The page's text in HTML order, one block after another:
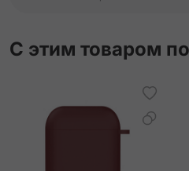
С этим товаром